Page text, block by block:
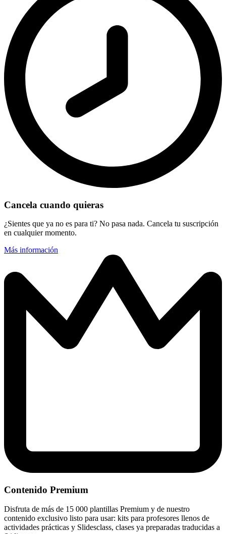
Cancela cuando quieras
¿Sientes que ya no es para ti? No pasa nada. Cancela tu suscripción
en cualquier momento.
Más información
Contenido Premium
Disfruta de más de 15 000 plantillas Premium y de nuestro
contenido exclusivo listo para usar: kits para profesores llenos de
actividades prácticas y Slidesclass, clases ya preparadas traducidas a